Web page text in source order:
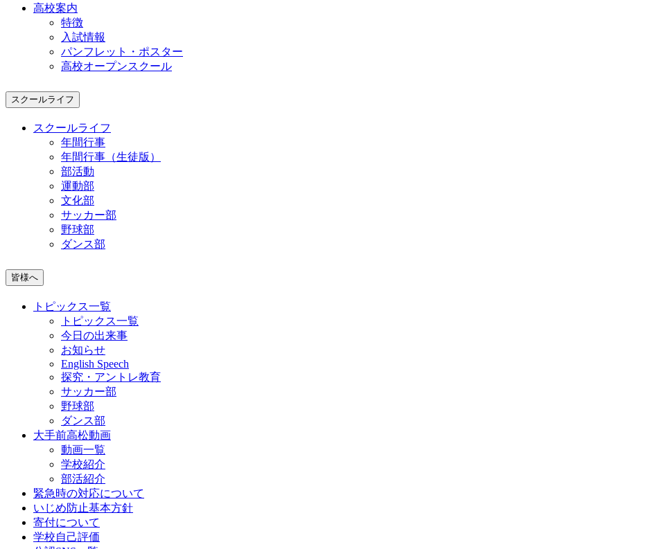
高校案内
特徴
入試情報
パンフレット・ポスター
高校オープンスクール
スクールライフ
スクールライフ
年間行事
年間行事（生徒版）
部活動
運動部
文化部
サッカー部
野球部
ダンス部
皆様へ
トピックス一覧
トピックス一覧
今日の出来事
お知らせ
English Speech
探究・アントレ教育
サッカー部
野球部
ダンス部
大手前高松動画
動画一覧
学校紹介
部活紹介
緊急時の対応について
いじめ防止基本方針
寄付について
学校自己評価